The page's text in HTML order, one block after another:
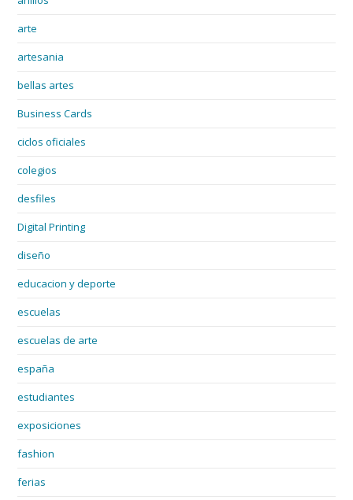
arte
artesania
bellas artes
Business Cards
ciclos oficiales
colegios
desfiles
Digital Printing
diseño
educacion y deporte
escuelas
escuelas de arte
españa
estudiantes
exposiciones
fashion
ferias